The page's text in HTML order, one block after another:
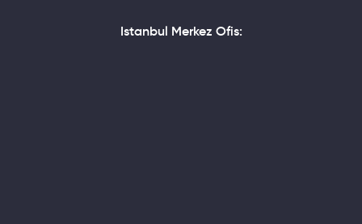
Istanbul Merkez Ofis: